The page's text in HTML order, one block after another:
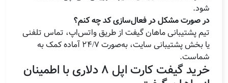
شود.
در صورت مشکل در فعال‌سازی کد چه کنم؟
تیم پشتیبانی ماهان گیفت از طریق واتس‌اپ، تماس تلفنی
یا بخش پشتیبانی سایت، به‌صورت 24/7 آماده کمک به
شماست.
خرید گیفت کارت اپل 8 دلاری با اطمینان